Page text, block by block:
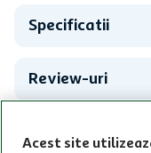
Specificatii
Review-uri
Programul MyCLUB
au varsta de peste 18
Acest site